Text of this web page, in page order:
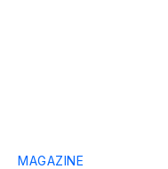
MAGAZINE